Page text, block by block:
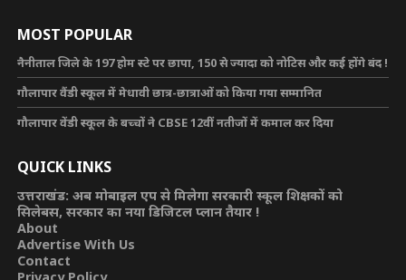
MOST POPULAR
नैनीताल जिले के 197 होम स्टे पर छापा, 150 से ज्यादा को नोटिस और कई होंगे बंद !
गौलापार वैंडी स्कूल में मेधावी छात्र-छात्राओं को किया गया सम्मानित
गौलापार वेंडी स्कूल के बच्चों ने CBSE 12वीं नतीजों में कमाल कर दिया
QUICK LINKS
उत्तराखंड: अब मोबाइल एप से मिलेगा सरकारी स्कूल शिक्षकों को
सिलेबस, सरकार का नया डिजिटल प्लान तैयार !
About
Advertise With Us
Contact